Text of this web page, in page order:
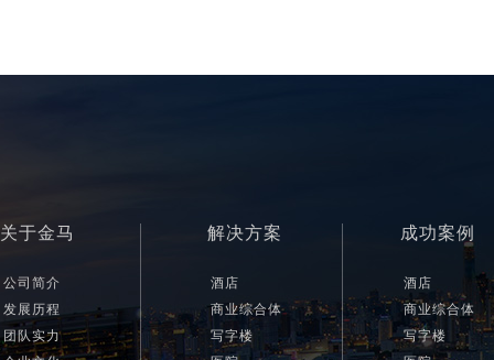
关于金马
公司简介
发展历程
团队实力
解决方案
酒店
商业综合体
写字楼
成功案例
酒店
商业综合体
写字楼